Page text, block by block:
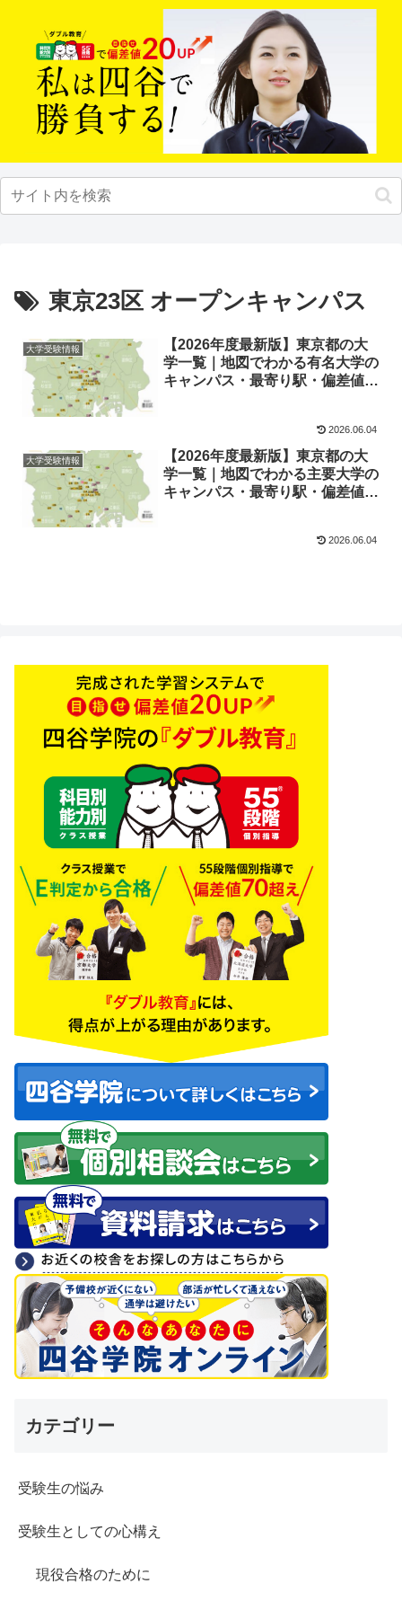
東京23区 オープンキャンパス
大学受験情報
【2026年度最新版】東京都の大
学一覧｜地図でわかる有名大学の
キャンパス・最寄り駅・偏差値ま
2026.06.04
大学受験情報
【2026年度最新版】東京都の大
学一覧｜地図でわかる主要大学の
キャンパス・最寄り駅・偏差値ま
2026.06.04
カテゴリー
受験生の悩み
受験生としての心構え
現役合格のために